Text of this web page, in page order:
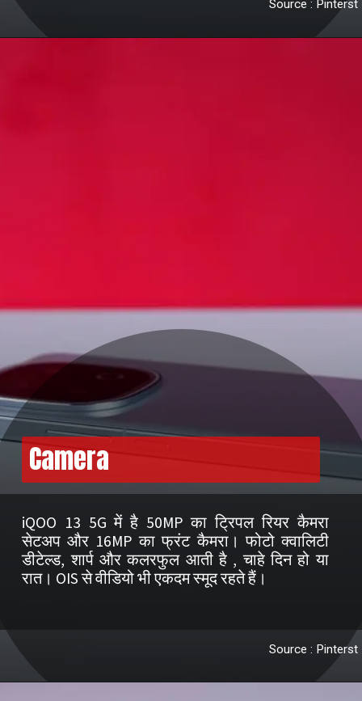
Source : Pinterst
Camera
iQOO 13 5G में है 50MP का ट्रिपल रियर कैमरा
सेटअप और 16MP का फ्रंट कैमरा। फोटो क्वालिटी
डीटेल्ड, शार्प और कलरफुल आती है , चाहे दिन हो या
रात। OIS से वीडियो भी एकदम स्मूद रहते हैं।
Source : Pinterst